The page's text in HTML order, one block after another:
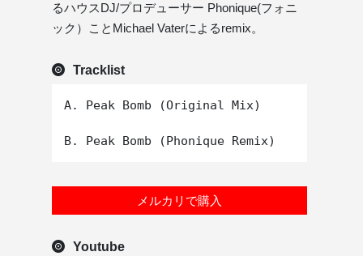
るハウスDJ/プロデューサー Phonique(フォニ
ック）ことMichael Vaterによるremix。
Tracklist
A. Peak Bomb (Original Mix)
メルカリで購入
Youtube